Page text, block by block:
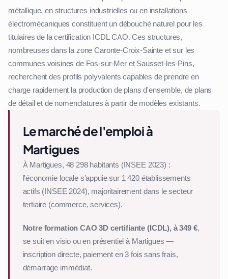
métallique, en structures industrielles ou en installations
électromécaniques constituent un débouché naturel pour les
titulaires de la certification ICDL CAO. Ces structures,
nombreuses dans la zone Caronte-Croix-Sainte et sur les
communes voisines de Fos-sur-Mer et Sausset-les-Pins,
recherchent des profils polyvalents capables de prendre en
charge rapidement la production de plans d'ensemble, de plans
de détail et de nomenclatures à partir de modèles existants.
Le marché de l'emploi à
Martigues
À Martigues, 48 298 habitants (INSEE 2023) :
l'économie locale s'appuie sur 1 420 établissements
actifs (INSEE 2024), majoritairement dans le secteur
tertiaire (commerce, services).
Notre formation CAO 3D certifiante (ICDL), à 349 €,
se suit en visio ou en présentiel à Martigues —
inscription directe, paiement en 3 fois sans frais,
démarrage immédiat.